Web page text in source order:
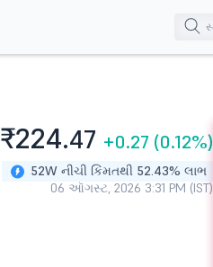
₹224.47 +0.27 (0.12%)
52W નીચી કિંમતથી 52.43% લાભ
06 ઑગસ્ટ, 2026 3:31 PM (IST)